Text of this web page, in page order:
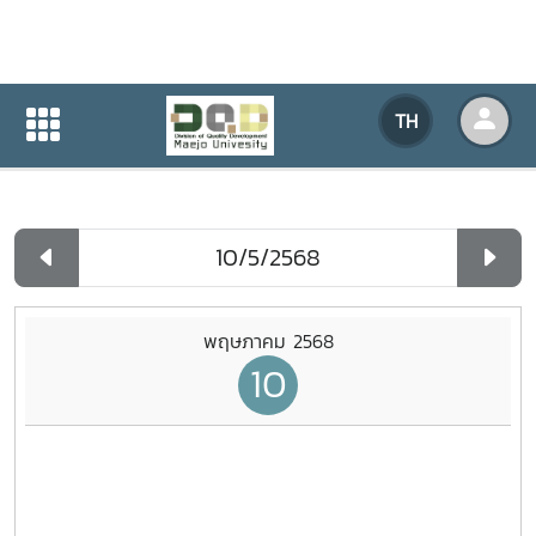
TH
ปฏิทินกิจกรรมของหน่วยงาน
ปฏิทินกิจกรรมของหน่วยงาน
พฤษภาคม 2568
10